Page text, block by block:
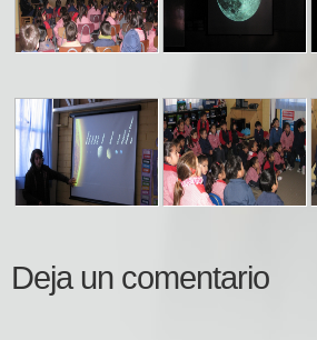
Deja un comentario